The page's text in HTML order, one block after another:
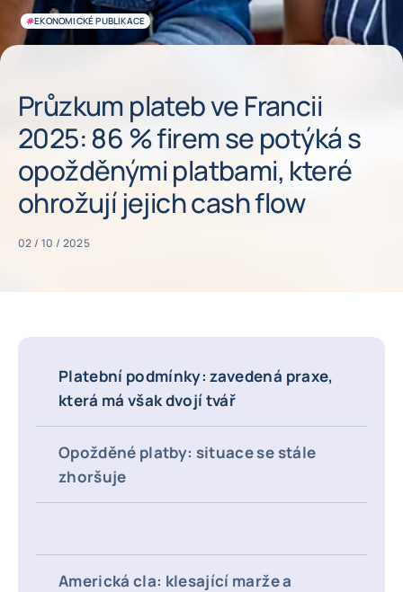
#EKONOMICKÉ PUBLIKACE
Průzkum plateb ve Francii
2025: 86 % firem se potýká s
opožděnými platbami, které
ohrožují jejich cash flow
02 / 10 / 2025
Platební podmínky: zavedená praxe,
která má však dvojí tvář
Opožděné platby: situace se stále
zhoršuje
Americká cla: klesající marže a